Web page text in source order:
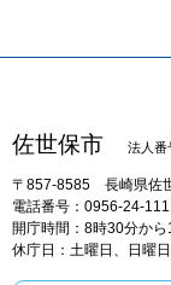
佐世保市 法人番
〒857-8585 長崎県佐
電話番号：0956-24-
開庁時間：8時30分か
休庁日：土曜日、日曜